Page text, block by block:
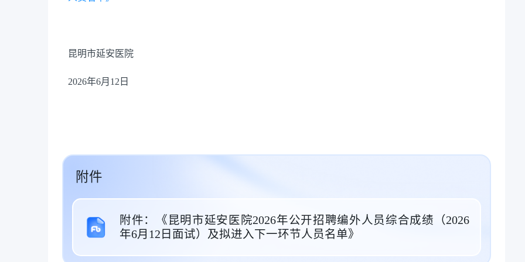
昆明市延安医院
2026年6月12日
附件
附件：《昆明市延安医院2026年公开招聘编外人员综合成绩（2026
年6月12日面试）及拟进入下一环节人员名单》